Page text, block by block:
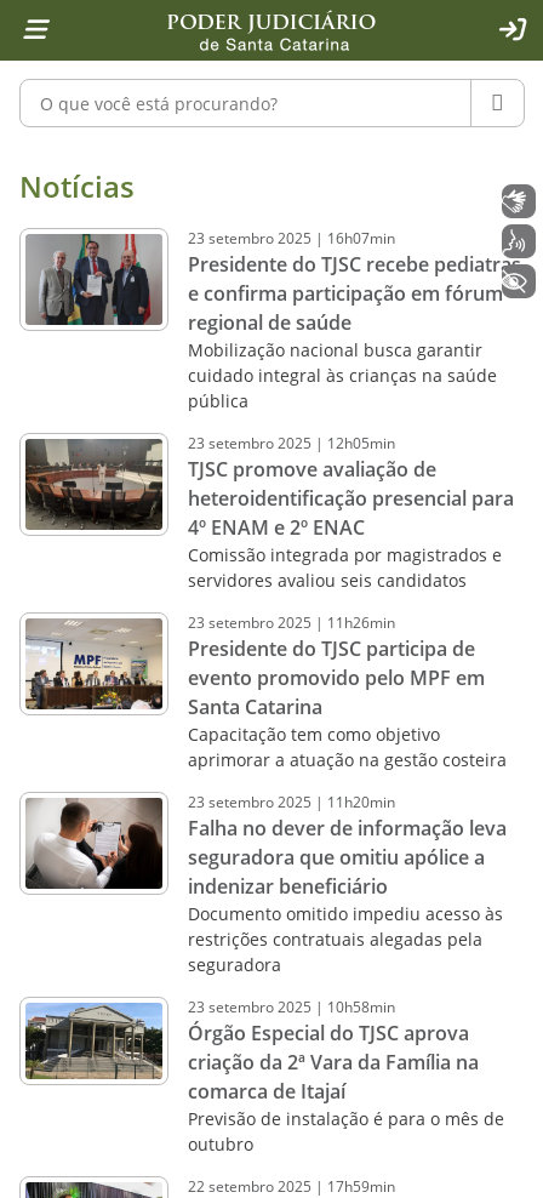
1 Ir para o conteúdo
2 Ir para a ferramenta de acessibilidade - Rybená
4 Ir para o menu principal
5 Ir para a pesquisa
6 Ir para o rodapé
7 Ir para a página inicial
Pesquisar no portal
Notícias - Imprensa - Poder
Notícias
23 setembro2025 | 16h07min
Presidente do TJSC recebe pediatras
e confirma participação em fórum
regional de saúde
Mobilização nacional busca garantir
cuidado integral às crianças na saúde
pública
23 setembro2025 | 12h05min
TJSC promove avaliação de
heteroidentificação presencial para
4º ENAM e 2º ENAC
Comissão integrada por magistrados e
servidores avaliou seis candidatos
23 setembro2025 | 11h26min
Presidente do TJSC participa de
evento promovido pelo MPF em
Santa Catarina
Capacitação tem como objetivo
aprimorar a atuação na gestão costeira
23 setembro2025 | 11h20min
Falha no dever de informação leva
seguradora que omitiu apólice a
indenizar beneficiário
Documento omitido impediu acesso às
restrições contratuais alegadas pela
seguradora
23 setembro2025 | 10h58min
Órgão Especial do TJSC aprova
criação da 2ª Vara da Família na
comarca de Itajaí
Previsão de instalação é para o mês de
outubro
22setembro2025 | 17h59min
+ Acessibilidade